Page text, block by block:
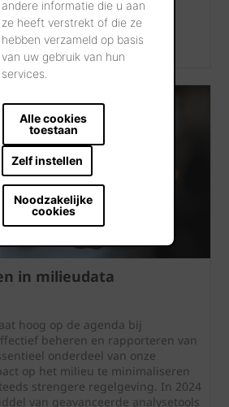
andere informatie die u aan
ze heeft verstrekt of die ze
hebben verzameld op basis
van uw gebruik van hun
services.
Alle cookies
toestaan
Zelf instellen
Noodzakelijke
cookies
deze natuurontwikkeling
de planologische
of ontginningsgebied.
in milieudata
hoog op de agenda bij
beheren en rapporteren van
onderdeel van onze
op het milieu te minimaliseren
strengere regelgeving. In 2024
van geavanceerde analysetools